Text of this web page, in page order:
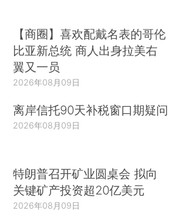
【商圈】喜欢配戴名表的哥伦
比亚新总统 商人出身拉美右
翼又一员
2026年08月09日
离岸信托90天补税窗口期疑问
2026年08月09日
特朗普召开矿业圆桌会 拟向
关键矿产投资超20亿美元
2026年08月09日